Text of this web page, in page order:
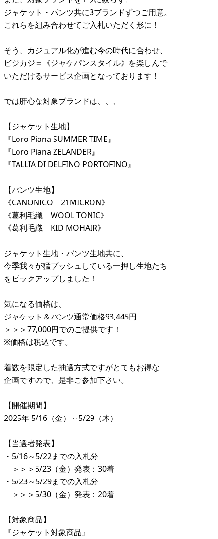
ジャケット・パンツ共に3ブランドずつご用意。
これらを組み合わせてご入札いただく形に！
そう、カジュアル化が進む今の時代に合わせ、
ビジカジ＝《ジャケパンスタイル》を楽しんで
いただけるサービス企画となっております！
では肝心な対象ブランドは、、、
【ジャケット生地】
『Loro Piana SUMMER TIME』
『Loro Piana ZELANDER』
『TALLIA DI DELFINO PORTOFINO』
【パンツ生地】
《CANONICO 21MICRON》
《葛利毛織 WOOL TONIC》
《葛利毛織 KID MOHAIR》
ジャケット生地・パンツ生地共に、
今季我々が猛プッシュしている一押し生地たち
をピックアップしました！
気になる価格は、
ジャケット＆パンツ通常価格93,445円
＞＞＞77,000円でのご提供です！
※価格は税込です。
着数を限定した抽選方式ですがとてもお得な
企画ですので、是非ご参加下さい。
【開催期間】
2025年 5/16（金）～5/29（木）
【当選者発表】
・5/16～5/22までの入札分
＞＞＞5/23（金）発表：30着
・5/23～5/29までの入札分
＞＞＞5/30（金）発表：20着
【対象商品】
『ジャケット対象商品』